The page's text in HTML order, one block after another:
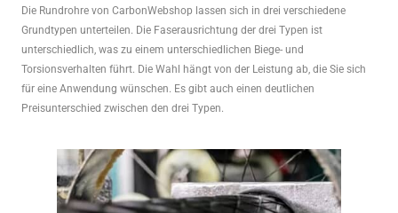
Die Rundrohre von CarbonWebshop lassen sich in drei verschiedene
Grundtypen unterteilen. Die Faserausrichtung der drei Typen ist
unterschiedlich, was zu einem unterschiedlichen Biege- und
Torsionsverhalten führt. Die Wahl hängt von der Leistung ab, die Sie sich
für eine Anwendung wünschen. Es gibt auch einen deutlichen
Preisunterschied zwischen den drei Typen.